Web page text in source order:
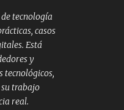
tecnología
casos
Está
y
tecnológicos,
trabajo
real.